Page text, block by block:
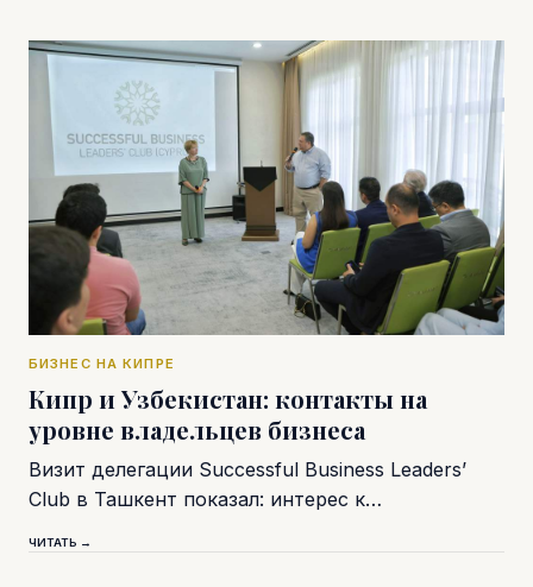
БИЗНЕС НА КИПРЕ
Кипр и Узбекистан: контакты на
уровне владельцев бизнеса
Визит делегации Successful Business Leaders’
Club в Ташкент показал: интерес к…
ЧИТАТЬ →